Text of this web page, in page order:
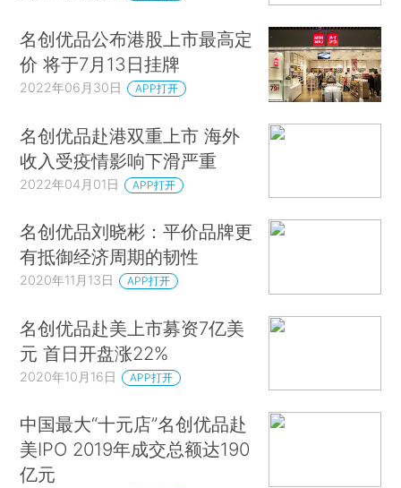
名创优品公布港股上市最高定
价 将于7月13日挂牌
2022年06月30日 APP打开
名创优品赴港双重上市 海外
收入受疫情影响下滑严重
2022年04月01日 APP打开
名创优品刘晓彬：平价品牌更
有抵御经济周期的韧性
2020年11月13日 APP打开
名创优品赴美上市募资7亿美
元 首日开盘涨22%
2020年10月16日 APP打开
中国最大“十元店”名创优品赴
美IPO 2019年成交总额达190
亿元